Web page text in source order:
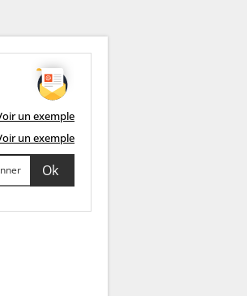
un exemple
un exemple